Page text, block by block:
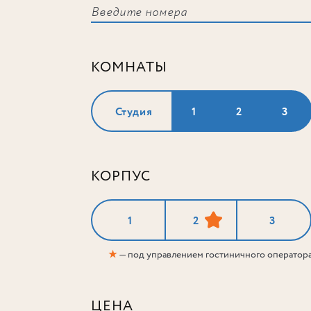
КОМНАТЫ
Студия 1 2 3
КОРПУС
1 2 3
★— под управлением гостиничного
ЦЕНА